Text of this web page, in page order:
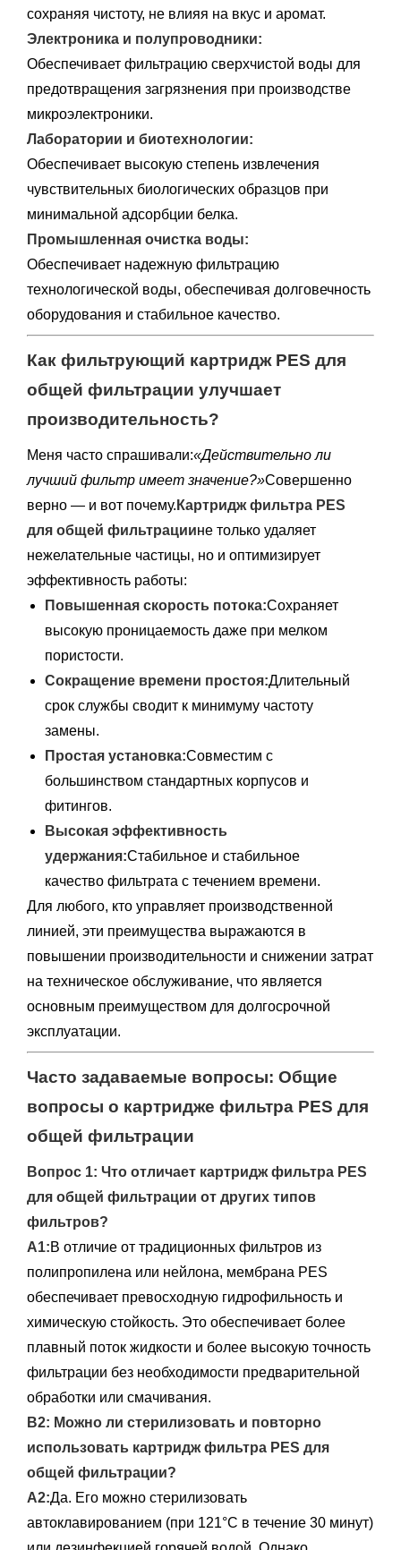
сохраняя чистоту, не влияя на вкус и аромат.
Электроника и полупроводники:
Обеспечивает фильтрацию сверхчистой воды для
предотвращения загрязнения при производстве
микроэлектроники.
Лаборатории и биотехнологии:
Обеспечивает высокую степень извлечения
чувствительных биологических образцов при
минимальной адсорбции белка.
Промышленная очистка воды:
Обеспечивает надежную фильтрацию
технологической воды, обеспечивая долговечность
оборудования и стабильное качество.
Как фильтрующий картридж PES для
общей фильтрации улучшает
производительность?
Меня часто спрашивали:«Действительно ли
лучший фильтр имеет значение?»Совершенно
верно — и вот почему. Картридж фильтра PES
для общей фильтрациине только удаляет
нежелательные частицы, но и оптимизирует
эффективность работы:
Повышенная скорость потока:Сохраняет
высокую проницаемость даже при мелком
пористости.
Сокращение времени простоя:Длительный
срок службы сводит к минимуму частоту
замены.
Простая установка:Совместим с
большинством стандартных корпусов и
фитингов.
Высокая эффективность
удержания:Стабильное и стабильное
качество фильтрата с течением времени.
Для любого, кто управляет производственной
линией, эти преимущества выражаются в
повышении производительности и снижении затрат
на техническое обслуживание, что является
основным преимуществом для долгосрочной
эксплуатации.
Часто задаваемые вопросы: Общие
вопросы о картридже фильтра PES для
общей фильтрации
Вопрос 1: Что отличает картридж фильтра PES
для общей фильтрации от других типов
фильтров?
А1:В отличие от традиционных фильтров из
полипропилена или нейлона, мембрана PES
обеспечивает превосходную гидрофильность и
химическую стойкость. Это обеспечивает более
плавный поток жидкости и более высокую точность
фильтрации без необходимости предварительной
обработки или смачивания.
В2: Можно ли стерилизовать и повторно
использовать картридж фильтра PES для
общей фильтрации?
А2:Да. Его можно стерилизовать
автоклавированием (при 121°C в течение 30 минут)